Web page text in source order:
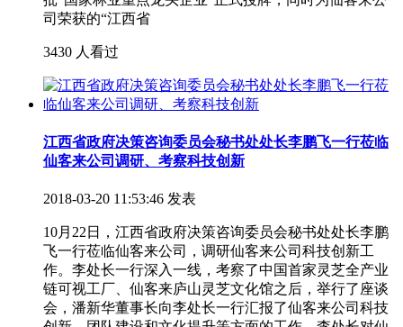
司荣获的“江西省
3430 人看过
江西省政府决策咨询委员会秘书处处长李鹏飞一行莅临
仙客来公司调研、考察科技创新
2018-03-20 11:53:46 发表
10月22日，江西省政府决策咨询委员会秘书处处长李鹏
飞一行莅临仙客来公司，调研仙客来公司科技创新工
作。李处长一行深入一线，考察了中国首家灵芝全产业
链可视工厂、仙客来庐山灵芝文化馆之后，举行了座谈
会，潘新华董事长向李处长一行汇报了仙客来公司科技